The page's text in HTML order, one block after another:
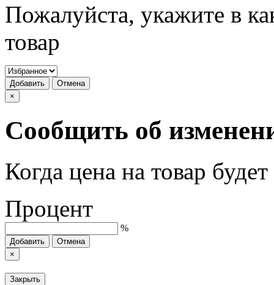
Пожалуйста, укажите в
товар
Добавить
Отмена
×
Сообщить об
Когда цена на товар
Процент
%
Добавить
Отмена
×
Закрыть